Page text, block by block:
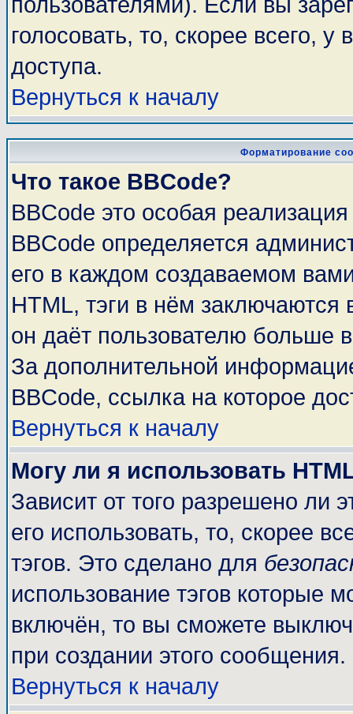
голосовать, то, скорее всего,
доступа.
Вернуться к началу
Форматирование
Что такое BBCode?
BBCode это особая
BBCode определяется
его в каждом создаваемом
HTML, тэги в нём заключаются
он даёт пользователю больше
За дополнительной
BBCode, ссылка на которое
Вернуться к началу
Могу ли я использовать
Зависит от того разрешено ли
его использовать, то, скорее
тэгов. Это сделано для
использование тэгов которые
включён, то вы сможете
при создании этого сообщения.
Вернуться к началу